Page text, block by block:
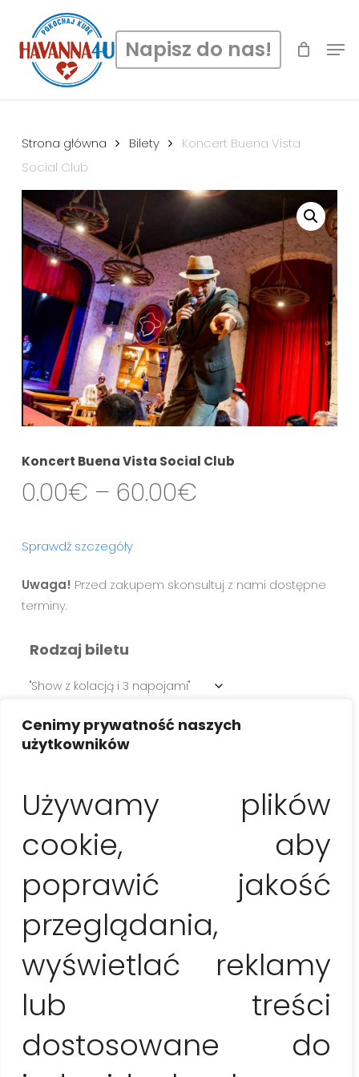
Cenimy prywatność naszych
użytkowników
Używamy plików
cookie, aby
poprawić jakość
przeglądania,
wyświetlać reklamy
lub treści
dostosowane do
main
content
Napisz do nas!
Strona główna Bilety
Koncert Buena Vista
Social Club
Koncert Buena Vista Social Club
0.00€ – 60.00€Zakres
do
Sprawdź szczegóły
Uwaga! Przed zakupem skonsultuj z nami dostępne
terminy.
Rodzaj biletu
60.00€
Dodaj Do Koszyka
Bilety
Znaczniki:#buenavistasocialclub,#koncert
Podobne produkty